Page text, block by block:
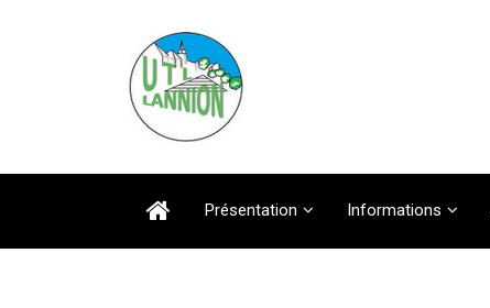
Présentation Informations